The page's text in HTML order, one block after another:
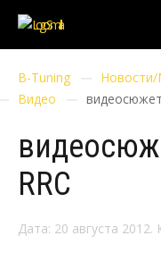
B-Tuning
Видео
RRC
Дата: 20 августа 2012.